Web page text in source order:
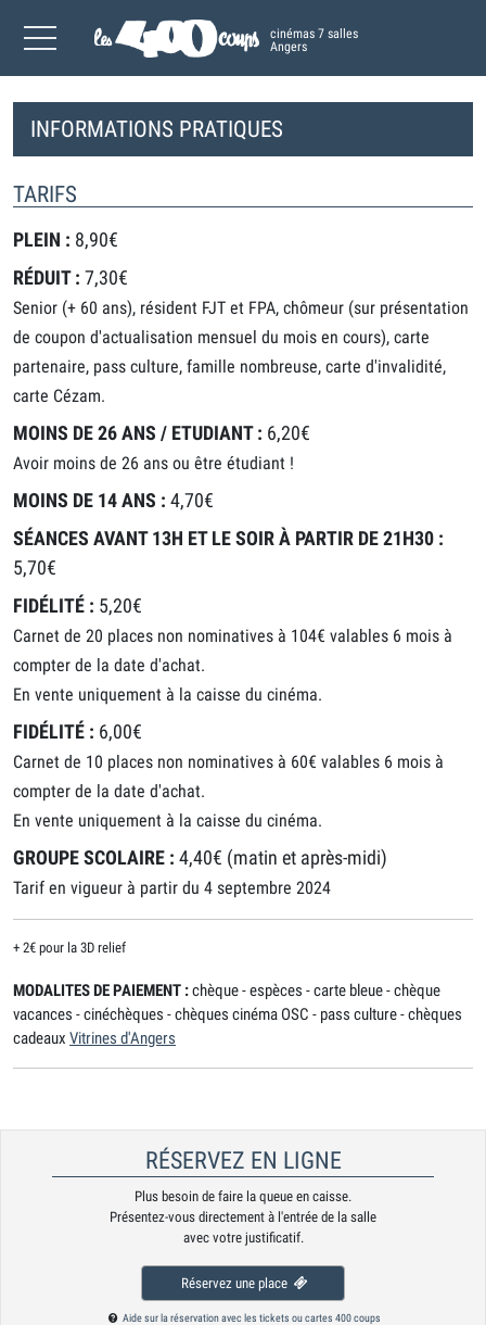
cinémas 7 salles
Angers
INFORMATIONS PRATIQUES
TARIFS
PLEIN : 8,90€
RÉDUIT : 7,30€
Senior (+ 60 ans), résident FJT et FPA, chômeur (sur présentation
de coupon d'actualisation mensuel du mois en cours), carte
partenaire, pass culture, famille nombreuse, carte d'invalidité,
carte Cézam.
MOINS DE 26 ANS / ETUDIANT : 6,20€
Avoir moins de 26 ans ou être étudiant !
MOINS DE 14 ANS : 4,70€
SÉANCES AVANT 13H ET LE SOIR À PARTIR DE 21H30 :
5,70€
FIDÉLITÉ : 5,20€
Carnet de 20 places non nominatives à 104€ valables 6 mois à
compter de la date d'achat.
En vente uniquement à la caisse du cinéma.
FIDÉLITÉ : 6,00€
Carnet de 10 places non nominatives à 60€ valables 6 mois à
compter de la date d'achat.
En vente uniquement à la caisse du cinéma.
GROUPE SCOLAIRE : 4,40€ (matin et après-midi)
Tarif en vigueur à partir du 4 septembre 2024
+ 2€ pour la 3D relief
MODALITES DE PAIEMENT :chèque - espèces - carte bleue - chèque
vacances - cinéchèques - chèques cinéma OSC - pass culture - chèques
cadeaux Vitrines d'Angers
RÉSERVEZ EN LIGNE
Plus besoin de faire la queue en caisse.
Présentez-vous directement à l'entrée de la salle
avec votre justificatif.
Réservez une place
Aide sur la réservation avec les tickets ou cartes 400 coups